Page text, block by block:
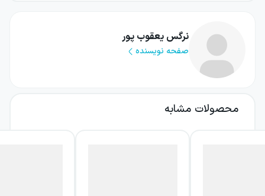
نرگس یعقوب پور
صفحه نویسنده
محصولات مشابه